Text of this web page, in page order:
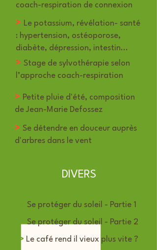
coach-respiration de connexion
> Le potassium, révélation- santé
: hypertension, ostéoporose,
diabète, dépression, intestin...
> Se détendre en douceur auprès
d'arbres dans le vent
> Petite pluie d'été, composition
de Jean-Marie Defossez
> Stage de sylvothérapie selon
l’approche coach-respiration
DIVERS
> Le café rend il vieux plus vite ?
> Se protéger du soleil - Partie 2
Se protéger du soleil - Partie 1